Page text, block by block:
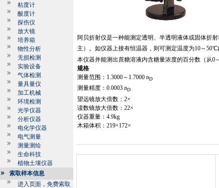
粘度计
酸度计
探伤仪
放大镜
培养箱
物性分析
无损检测
实验设备
气体检测
量具量仪
加工机械
环境检测
光学仪器
分析仪器
电化学仪器
电气测量
测量测绘
生命科技
植物土壤仪器
索取样本信息
进入页面，免费索取
阿贝折射仪是一种能测定透明、半透明液体或固体折
主）。如仪器上接有恒温器，则可测定温度为10～50℃
本仪器并能测出蔗糖溶液内含糖量浓度的百分数（从0
规格
测量范围： 1.3000～ 1.7000 nD
测量精度： 0.0003 nD
望远镜放大倍数： 2×
读数镜放大倍数： 22×
仪器重量： 4.9kg
木箱体积： 219×172×